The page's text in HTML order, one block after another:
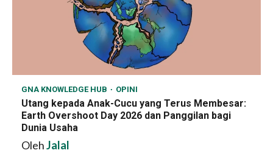
GNA KNOWLEDGE HUB OPINI
Utang kepada Anak-Cucu yang Terus Membesar:
Earth Overshoot Day 2026 dan Panggilan bagi
Dunia Usaha
OlehJalal